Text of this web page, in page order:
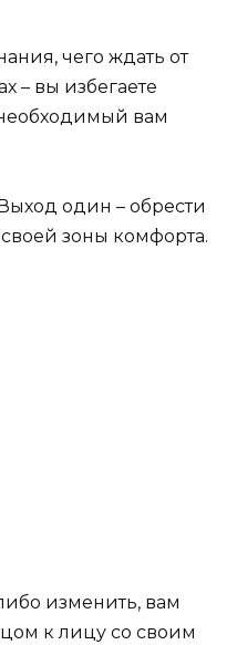
чего ждать от
– вы избегаете
вам
один – обрести
зоны комфорта.
изменить, вам
к лицу со своим